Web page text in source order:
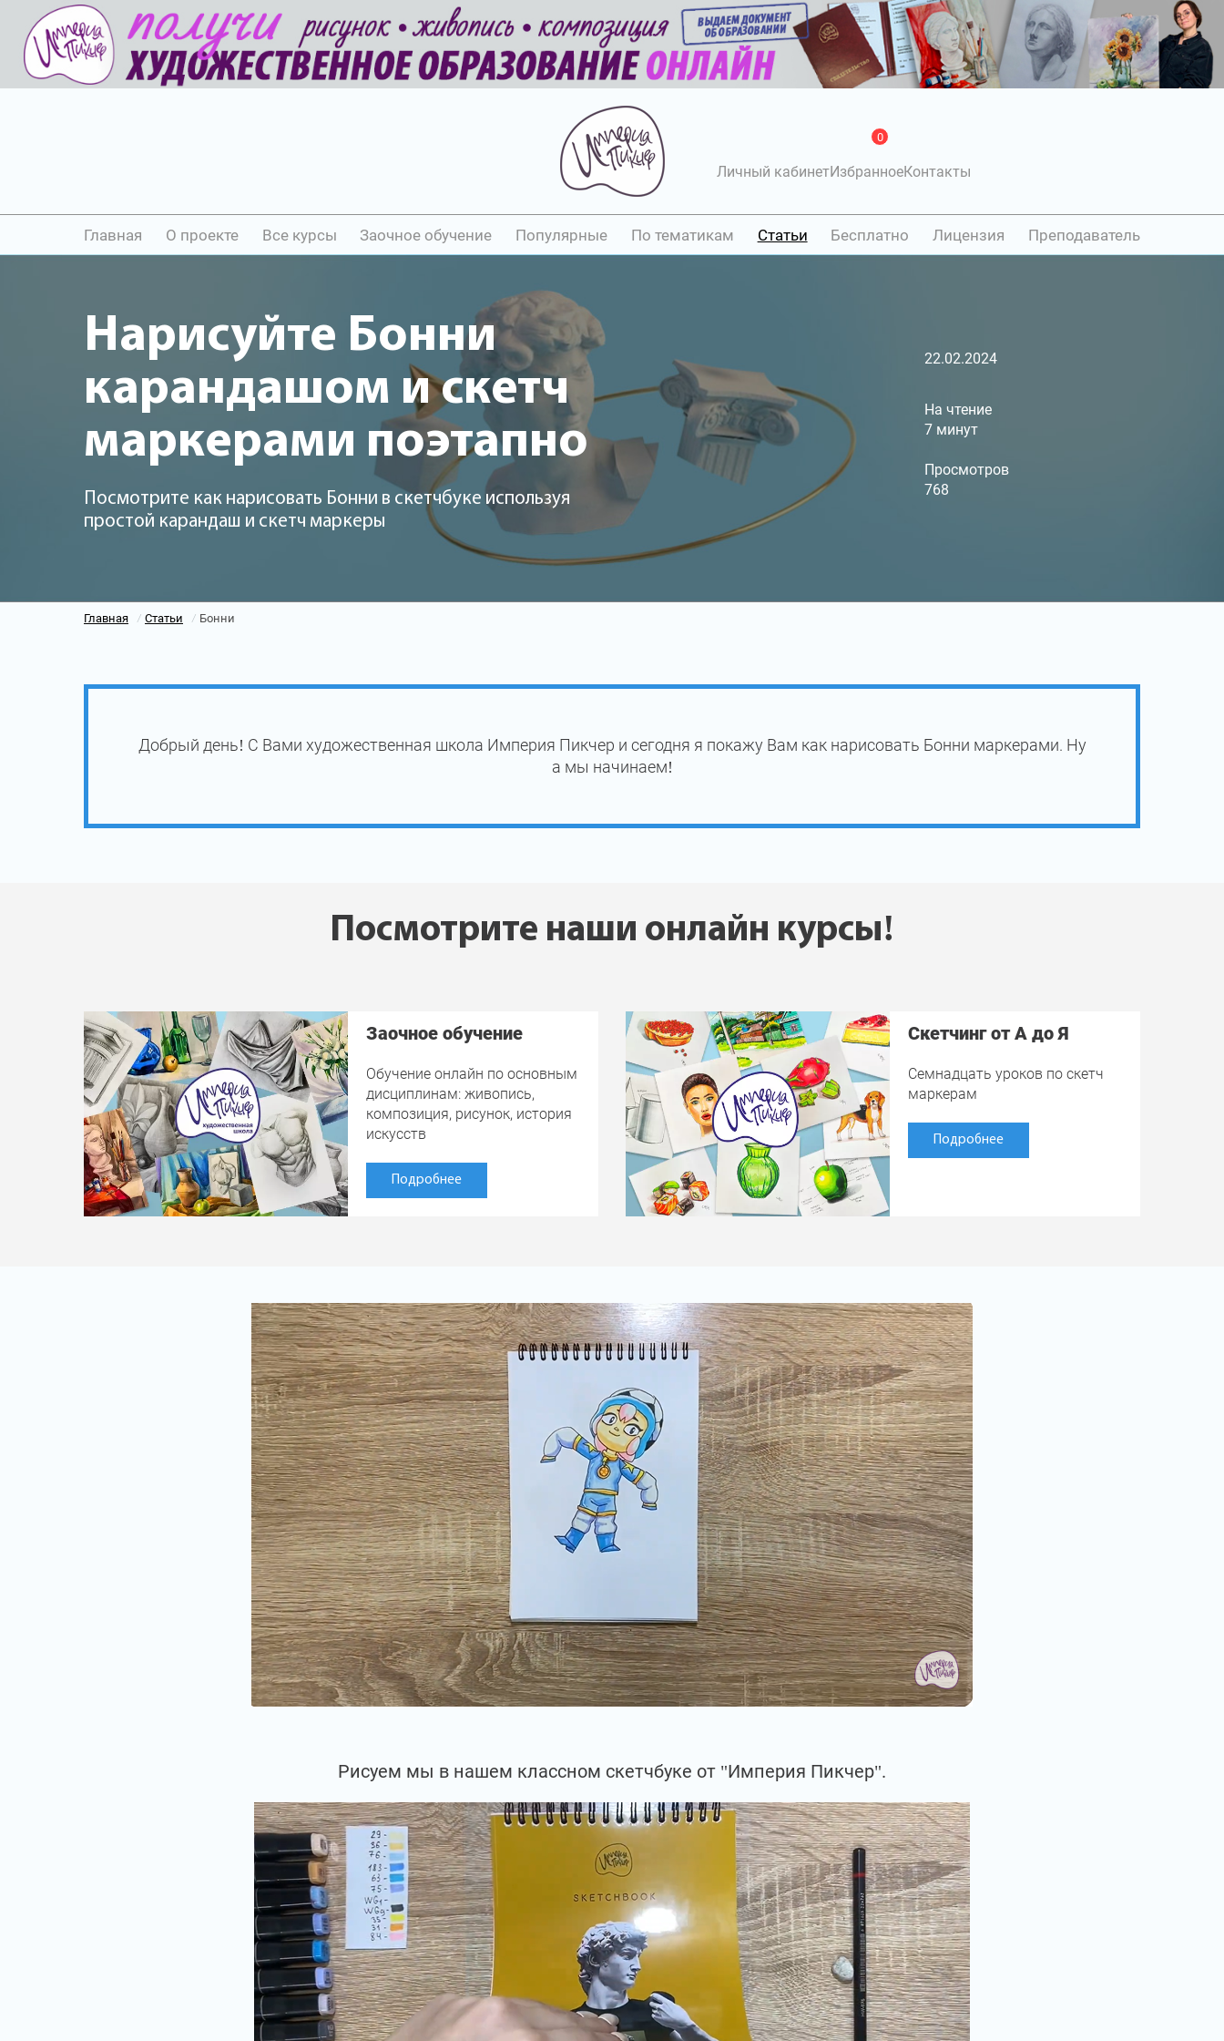
Личный кабинетИзбранное
0
Контакты
Главная О проекте Все курсы Заочное обучение Популярные По тематикам Статьи Бесплатно Лицензия Преподаватель
Нарисуйте Бонни
карандашом и скетч
маркерами поэтапно
Посмотрите как нарисовать Бонни в скетчбуке используя
простой карандаш и скетч маркеры
22.02.2024
На чтение
7 минут
Просмотров
768
Главная / Статьи / Бонни
Добрый день! С Вами художественная школа Империя Пикчер и сегодня я покажу Вам как нарисовать Бонни маркерами. Ну
а мы начинаем!
Посмотрите наши онлайн курсы!
Заочное обучение
Обучение онлайн по основным
дисциплинам: живопись,
композиция, рисунок, история
искусств
Подробнее
Скетчинг от А до Я
Семнадцать уроков по скетч
маркерам
Подробнее
Рисуем мы в нашем классном скетчбуке от "Империя Пикчер".